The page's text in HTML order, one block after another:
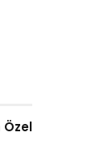
Özel